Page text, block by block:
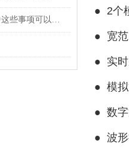
固纬直流电源在使用中这些事项可以注意了
● 2个
● 宽
● 实
● 模
● 数
● 波